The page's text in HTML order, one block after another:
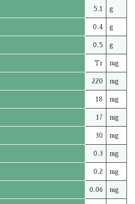
5.1 g
0.4 g
0.5 g
Tr mg
220 mg
18 mg
17 mg
30 mg
0.3 mg
0.2 mg
0.06 mg